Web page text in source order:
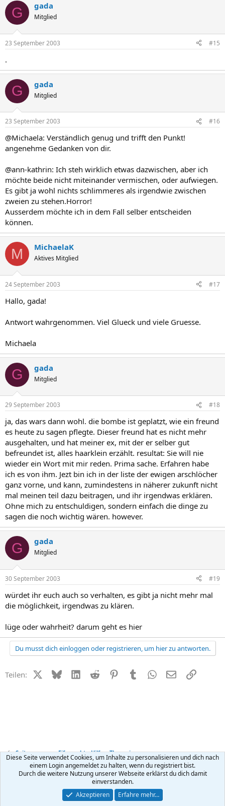
G gada
Mitglied
23 September 2003 #15
.
G gada
Mitglied
23 September 2003 #16
@Michaela: Verständlich genug und trifft den Punkt!
angenehme Gedanken von dir.
@ann-kathrin: Ich steh wirklich etwas dazwischen, aber ich
möchte beide nicht miteinander vermischen, oder aufwiegen.
Es gibt ja wohl nichts schlimmeres als irgendwie zwischen
zweien zu stehen.Horror!
Ausserdem möchte ich in dem Fall selber entscheiden
können.
M MichaelaK
Aktives Mitglied
24 September 2003 #17
Hallo, gada!
Antwort wahrgenommen. Viel Glueck und viele Gruesse.
Michaela
G gada
Mitglied
29 September 2003 #18
ja, das wars dann wohl. die bombe ist geplatzt, wie ein freund
es heute zu sagen pflegte. Dieser freund hat es nicht mehr
ausgehalten, und hat meiner ex, mit der er selber gut
befreundet ist, alles haarklein erzählt. resultat: Sie will nie
wieder ein Wort mit mir reden. Prima sache. Erfahren habe
ich es von ihm. Jezt bin ich in der liste der ewigen arschlöcher
ganz vorne, und kann, zumindestens in näherer zukunft nicht
mal meinen teil dazu beitragen, und ihr irgendwas erklären.
Ohne mich zu entschuldigen, sondern einfach die dinge zu
sagen die noch wichtig wären. however.
G gada
Mitglied
30 September 2003 #19
würdet ihr euch auch so verhalten, es gibt ja nicht mehr mal
die möglichkeit, irgendwas zu klären.
lüge oder wahrheit? darum geht es hier
Du musst dich einloggen oder registrieren, um hier zu antworten.
Teilen: X (Twitter)
BlueskyLinkedIn
Reddit PinterestTumblr WhatsApp
E-MailLink
Seitensprung + Eifersucht - Hilfe + Therapie
Kontakt Nutzungsbedingungen Datenschutz Hilfe
R
Community platform by XenForo ® © 2010-2026 XenForo Ltd.
Diese Seite verwendet Cookies, um Inhalte zu personalisieren und dich nach
einem Login angemeldet zu halten, wenn du registriert bist.
Durch die weitere Nutzung unserer Webseite erklärst du dich damit
einverstanden.
Akzeptieren
Erfahre mehr…